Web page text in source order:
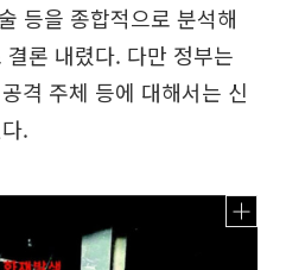
등을 종합적으로 분석해
론 내렸다. 다만 정부는
격 주체 등에 대해서는 신
.